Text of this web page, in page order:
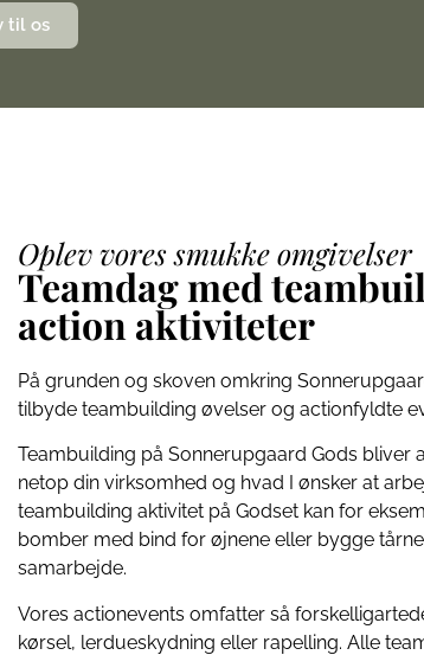
til os
Oplev vores smukke omgivelser
Teamdag med
action aktiviteter
På grunden og skoven omkring
tilbyde teambuilding øvelser og actionfyldte
Teambuilding på Sonnerupgaard Gods bliver
netop din virksomhed og hvad I ønsker at
teambuilding aktivitet på Godset kan for
bomber med bind for øjnene eller bygge
samarbejde.
Vores actionevents omfatter så
kørsel, lerdueskydning eller rapelling. Alle